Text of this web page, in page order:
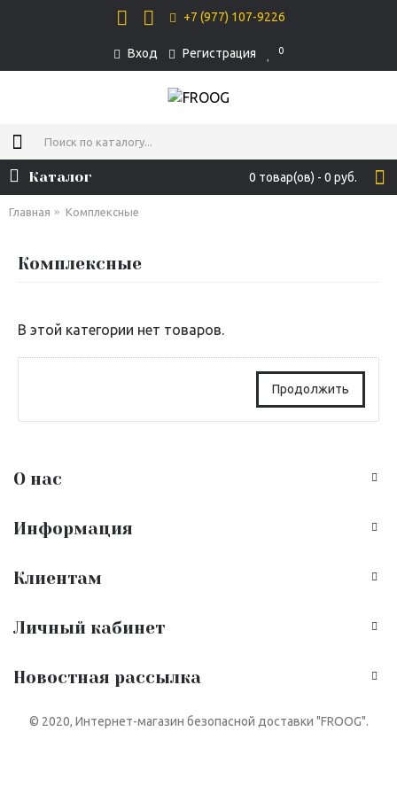
+7 (977) 107-9226
Вход Регистрация 0
0 товар(ов) - 0 руб.
Каталог
Главная Комплексные
Комплексные
В этой категории нет товаров.
Продолжить
О нас
Информация
Клиентам
Личный кабинет
Новостная рассылка
© 2020, Интернет-магазин безопасной доставки "FROOG".